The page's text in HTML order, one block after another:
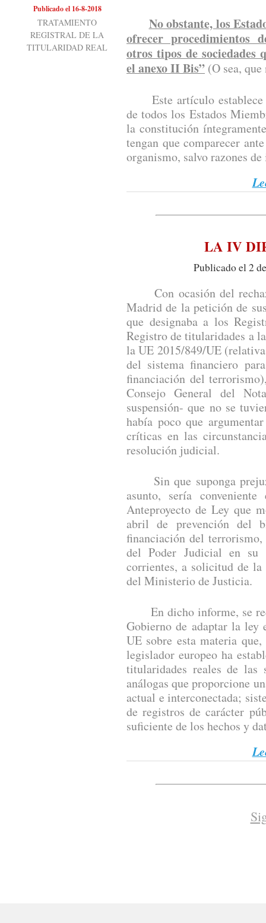
Publicado el 16-8-2018
TRATAMIENTO
REGISTRAL DE LA
TITULARIDAD REAL
No obstante, los
ofrecer procedimientos
otros tipos de sociedades
el anexo II Bis” (O sea,
Este artículo establece
de todos los Estados
la constitución
tengan que comparecer
organismo, salvo razones
LA IV
Publicado el 2
Con ocasión del
Madrid de la petición de
que designaba a los
Registro de titularidades a
la UE 2015/849/UE
del sistema financiero
financiación del
Consejo General del
suspensión- que no se
había poco que
críticas en las
resolución judicial.
Sin que suponga
asunto, sería
Anteproyecto de Ley que
abril de prevención del
financiación del
del Poder Judicial en
corrientes, a solicitud de la
del Ministerio de Justicia.
En dicho informe, se
Gobierno de adaptar la
UE sobre esta materia
legislador europeo ha
titularidades reales de las
análogas que proporcione
actual e interconectada;
de registros de carácter
suficiente de los hechos y